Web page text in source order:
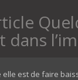
dans
est de faire